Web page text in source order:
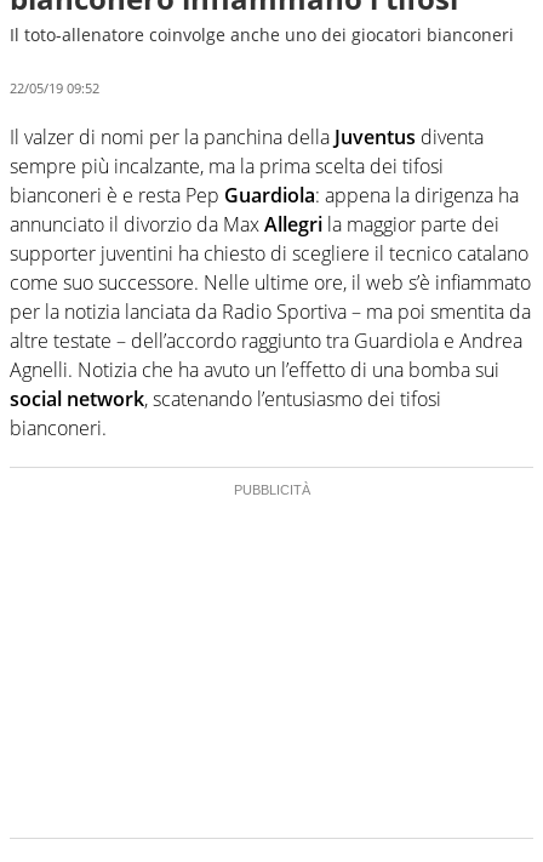
Il toto-allenatore coinvolge anche uno dei giocatori bianconeri
22/05/19 09:52
Il valzer di nomi per la panchina della Juventus diventa
sempre più incalzante, ma la prima scelta dei tifosi
bianconeri è e resta Pep Guardiola: appena la dirigenza ha
annunciato il divorzio da MaxAllegri la maggior parte dei
supporter juventini ha chiesto di scegliere il tecnico catalano
come suo successore. Nelle ultime ore, il web s’è infiammato
per la notizia lanciata da Radio Sportiva – ma poi smentita da
altre testate – dell’accordo raggiunto tra Guardiola e Andrea
Agnelli. Notizia che ha avuto un l’effetto di una bomba sui
social network, scatenando l’entusiasmo dei tifosi
bianconeri.